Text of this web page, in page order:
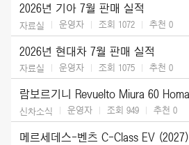
2026년 기아 7월 판매 실적
자료실 운영자 조회 1072 추천 0
2026년 현대차 7월 판매 실적
자료실 운영자 조회 1075 추천 0
신차소식 운영자 조회 949 추천 0
메르세데스-벤츠 C-Class EV (2027)